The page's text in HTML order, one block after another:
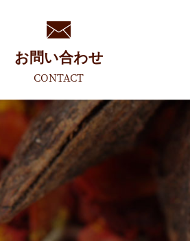
お問い合わせ
CONTACT